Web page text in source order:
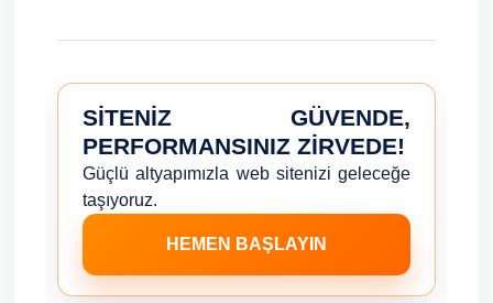
SITENIZ GÜVENDE,
PERFORMANSINIZ ZIRVEDE!
Güçlü altyapımızla web sitenizi geleceğe
taşıyoruz.
HEMEN BAŞLAYIN